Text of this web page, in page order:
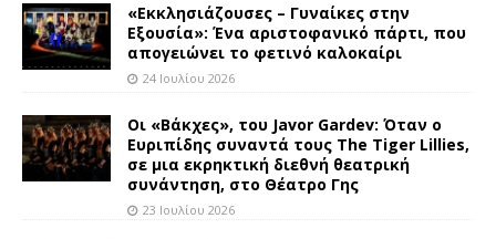
«Εκκλησιάζουσες – Γυναίκες στην
Εξουσία»: Ένα αριστοφανικό πάρτι, που
απογειώνει το φετινό καλοκαίρι
24 Ιουλίου 2026
Οι «Βάκχες», του Javor Gardev: Όταν ο
Ευριπίδης συναντά τους The Tiger Lillies,
σε μια εκρηκτική διεθνή θεατρική
συνάντηση, στο Θέατρο Γης
23 Ιουλίου 2026